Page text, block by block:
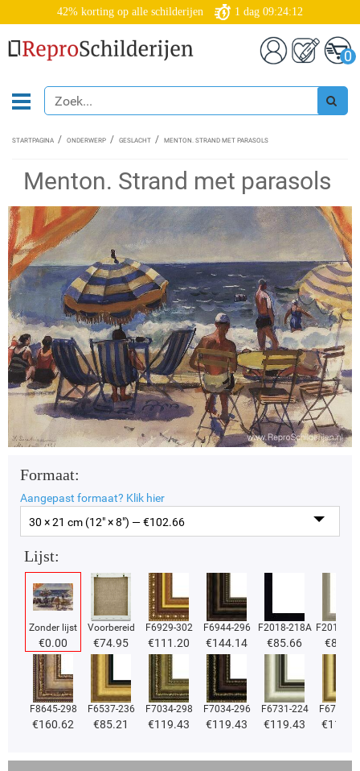
42% korting op alle schilderijen 1 dag 09:24:11
0
STARTPAGINA ONDERWERP GESLACHT MENTON. STRAND MET PARASOLS
Menton. Strand met parasols
Formaat:
Aangepast formaat? Klik hier
30 × 21 cm (12" × 8") — €102.66
Lijst:
Zonder lijst
€0.00
Voorbereid
€74.95
F6929-302
€111.20
F6944-296
€144.14
F2018-218A
€85.66
F2018-
€85.66
F8645-298
€160.62
F6537-236
€85.21
F7034-298
€119.43
F7034-296
€119.43
F6731-224
€119.43
F6731-
€